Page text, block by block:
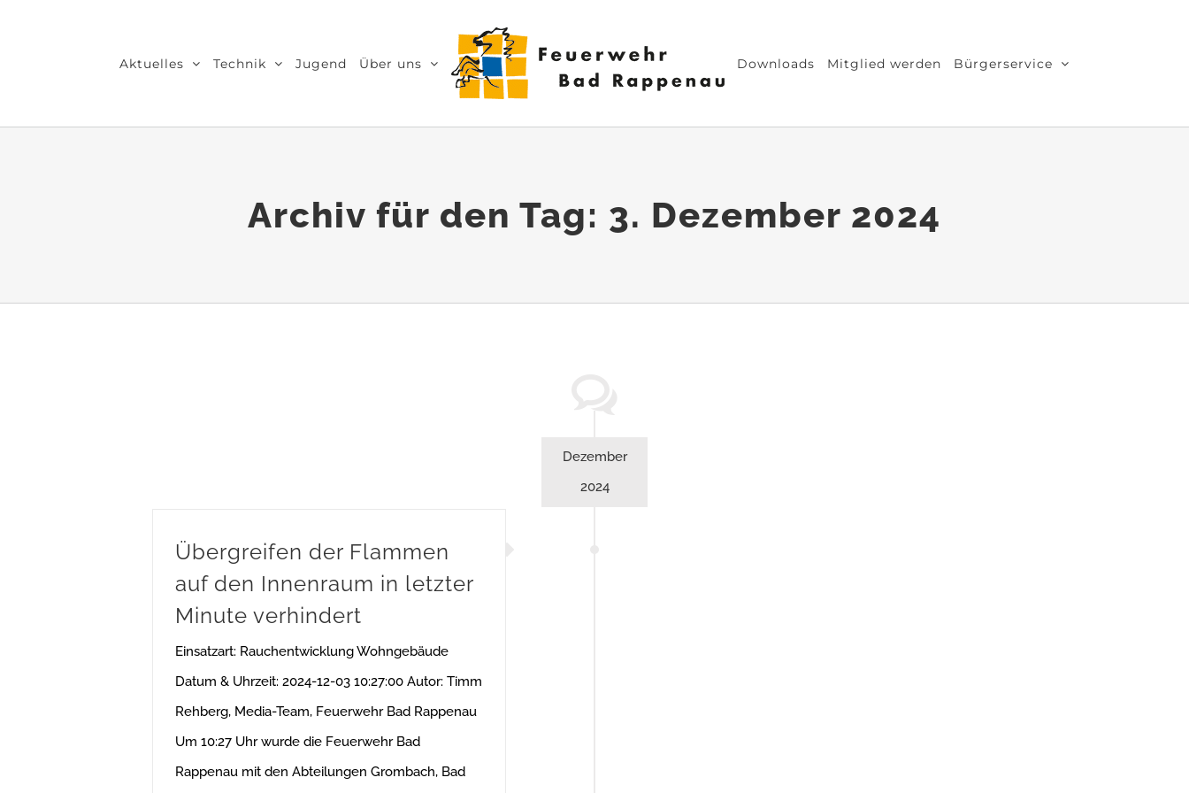
Aktuelles Technik Jugend Über uns Downloads Mitglied werden Bürgerservice
Archiv für den Tag: 3. Dezember 2024
Dezember
2024
Übergreifen der Flammen
auf den Innenraum in letzter
Minute verhindert
Einsatzart: Rauchentwicklung Wohngebäude
Datum & Uhrzeit: 2024-12-03 10:27:00 Autor: Timm
Rehberg, Media-Team, Feuerwehr Bad Rappenau
Um 10:27 Uhr wurde die Feuerwehr Bad
Rappenau mit den Abteilungen Grombach, Bad